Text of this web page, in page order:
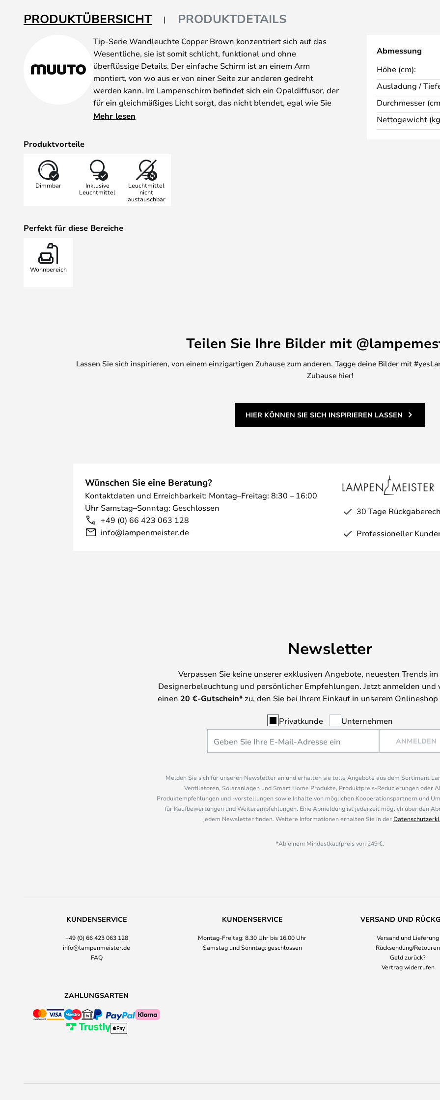
PRODUKTÜBERSICHT PRODUKTDETAILS
Tip-Serie Wandleuchte Copper Brown konzentriert sich auf das
Wesentliche, sie ist somit schlicht, funktional und ohne
überflüssige Details. Der einfache Schirm ist an einem Arm
montiert, von wo aus er von einer Seite zur anderen gedreht
werden kann. Im Lampenschirm befindet sich ein Opaldiffusor, der
für ein gleichmäßiges Licht sorgt, das nicht blendet, egal wie Sie
die Leuchte platzieren. Die Lampe verfügt auch über eine
Tischleuchte und einer Wandleuchte. Egal, ob Ihnen ein
praktisches Licht am Schreibtisch oder an der Werkbank fehlt, eine
gemütliche Beleuchtung am Bett oder ein gutes Leselicht am
Sessel, die Tip Leuchte findet überall Verwendung., wo Sie die
Mehr lesen
Produktvorteile
Dimmbar
Inklusive
Leuchtmittel
Leuchtmittel
nicht
austauschbar
Perfekt für diese Bereiche
Wohnbereich
Abmessung
Höhe (cm):
Ausladung /
Durchmesser
Nettogewicht
Teilen Sie Ihre Bilder mit
Lassen Sie sich inspirieren, von einem einzigartigen Zuhause zum anderen. Tagge deine Bilder mit
Zuhause hier!
HIER KÖNNEN SIE SICH INSPIRIEREN LASSEN
Wünschen Sie eine Beratung?
Kontaktdaten und Erreichbarkeit: Montag–Freitag: 8:30 – 16:00
Uhr Samstag–Sonntag: Geschlossen
+49 (0) 66 423 063 128
info@lampenmeister.de
30 Tage
Professioneller
Newsletter
Verpassen Sie keine unserer exklusiven Angebote, neuesten Trends
Designerbeleuchtung und persönlicher Empfehlungen. Jetzt anmelden und
einen 20 €-Gutschein*zu, den Sie bei Ihrem Einkauf in unserem
Privatkunde Unternehmen
ANMELDEN
Melden Sie sich für unseren Newsletter an und erhalten sie tolle Angebote aus dem Sortiment
Ventilatoren, Solaranlagen und Smart Home Produkte, Produktpreis-Reduzierungen oder
Produktempfehlungen und -vorstellungen sowie Inhalte von möglichen Kooperationspartnern und
für Kaufbewertungen und Weiterempfehlungen. Eine Abmeldung ist jederzeit möglich über den
jedem Newsletter finden. Weitere Informationen erhalten Sie in der
*Ab einem Mindestkaufpreis von 249 €.
KUNDENSERVICE
+49 (0) 66 423 063 128
info@lampenmeister.de
FAQ
KUNDENSERVICE
Montag-Freitag: 8.30 Uhr bis 16.00 Uhr
Samstag und Sonntag: geschlossen
VERSAND UND
Versand und Lieferung
Rücksendung/Retouren
Geld zurück?
Vertrag widerrufen
ZAHLUNGSARTEN